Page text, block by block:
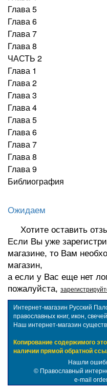
Глава 5
Глава 6
Глава 7
Глава 8
ЧАСТЬ 2
Глава 1
Глава 2
Глава 3
Глава 4
Глава 5
Глава 6
Глава 7
Глава 8
Глава 9
Библиография
Ожидаем
Хотите оставить
Если Вы уже
магазине, то Вам
магазин,
а если у Вас еще нет
пожалуйста,
Интернет-магазин Русский
православных книг, икон,
Наш интернет-магазин
Копирование содержимого
наличии прямой обратной
Нашли
© Православный
e-mail